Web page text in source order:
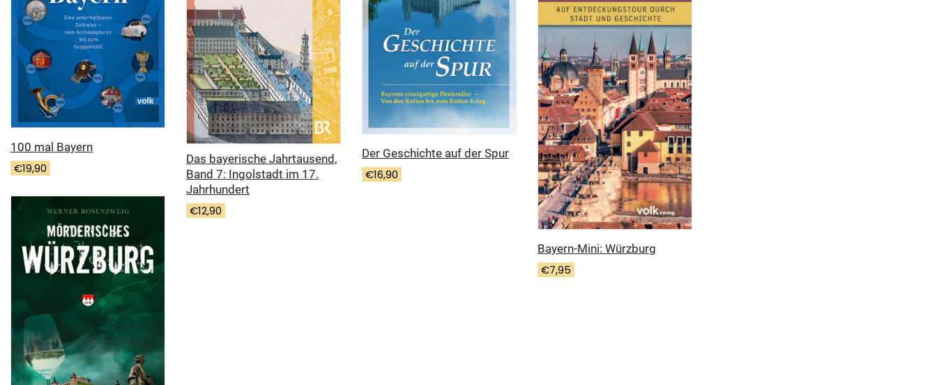
100 mal Bayern
€19,90
Das bayerische Jahrtausend,
Band 7: Ingolstadt im 17.
Jahrhundert
€12,90
Der Geschichte auf der Spur
€16,90
Bayern-Mini: Würzburg
€7,95